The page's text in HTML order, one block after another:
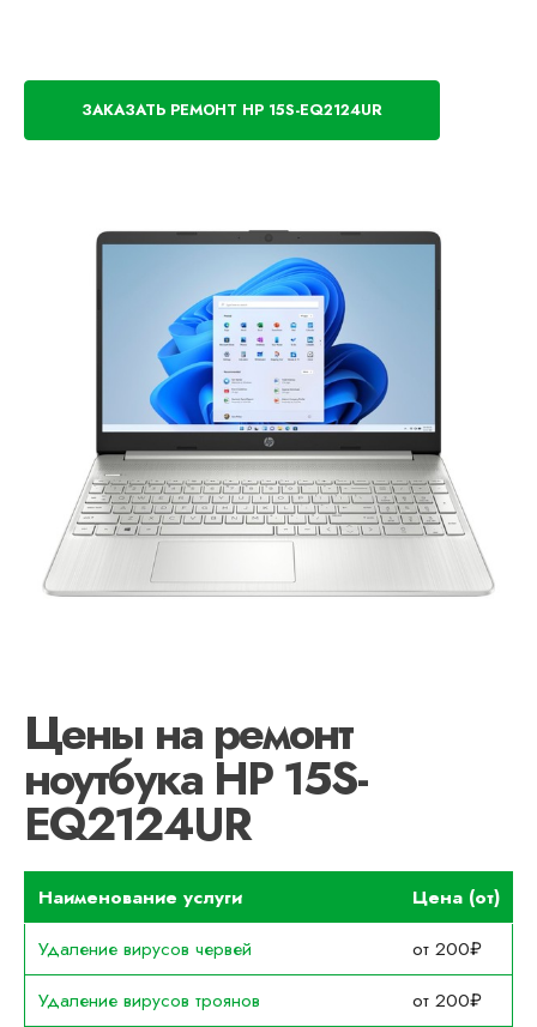
ЗАКАЗАТЬ РЕМОНТ HP 15S-EQ2124UR
Цены на ремонт
ноутбука HP 15S-
EQ2124UR
Наименование услуги
Цена (от)
Удаление вирусов червей
от 200₽
Удаление вирусов троянов
от 200₽